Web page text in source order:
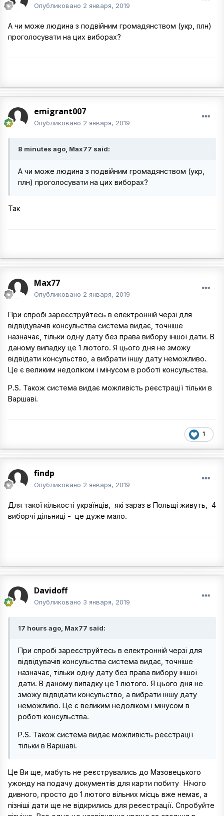
Опубликовано 2 января, 2019
А чи може людина з подвійним громадянством (укр, плн)
проголосувати на цих виборах?
emigrant007
Опубликовано 2 января, 2019
8 minutes ago, Max77 said:
А чи може людина з подвійним громадянством (укр,
плн) проголосувати на цих виборах?
Так
Max77
Опубликовано 2 января, 2019
При спробі зареєструйтесь в електронній черзі для
відвідувачів консульства система видає, точніше
назначає, тільки одну дату без права вибору іншої дати. В
даному випадку це 1 лютого. Я цього дня не зможу
відвідати консульство, а вибрати іншу дату неможливо.
Це є великим недоліком і мінусом в роботі консульства.
P.S. Також система видає можливість реєстрації тільки в
Варшаві.
1
findp
Опубликовано 2 января, 2019
Для такої кількості українців, які зараз в Польщі живуть, 4
виборчі дільниці - це дуже мало.
Davidoff
Опубликовано 3 января, 2019
17 hours ago, Max77 said:
При спробі зареєструйтесь в електронній черзі для
відвідувачів консульства система видає, точніше
назначає, тільки одну дату без права вибору іншої
дати. В даному випадку це 1 лютого. Я цього дня не
зможу відвідати консульство, а вибрати іншу дату
неможливо. Це є великим недоліком і мінусом в
роботі консульства.
P.S. Також система видає можливість реєстрації
тільки в Варшаві.
Це Ви ще, мабуть не реєструвались до Мазовецького
ужонду на подачу документів для карти побиту Нічого
дивного, просто до 1 лютого вільних місць вже немає, а
пізніші дати ще не відкрились для реєестрації. Спробуйте